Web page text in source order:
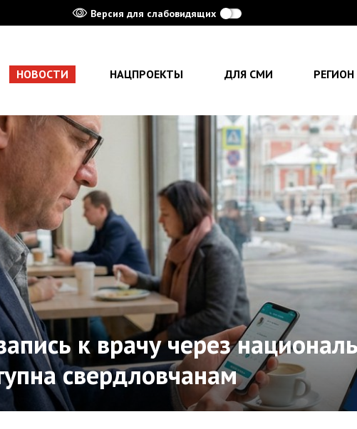
Версия для слабовидящих
НОВОСТИ НАЦПРОЕКТЫ ДЛЯ СМИ РЕГИОН
к врачу через
свердловчанам